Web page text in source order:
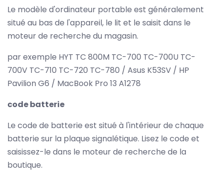
Le modèle d'ordinateur portable est généralement
situé au bas de l'appareil, le lit et le saisit dans le
moteur de recherche du magasin.
par exemple HYT TC 800M TC-700 TC-700U TC-
700V TC-710 TC-720 TC-780 / Asus K53SV / HP
Pavilion G6 / MacBook Pro 13 A1278
code batterie
Le code de batterie est situé à l'intérieur de chaque
batterie sur la plaque signalétique. Lisez le code et
saisissez-le dans le moteur de recherche de la
boutique.